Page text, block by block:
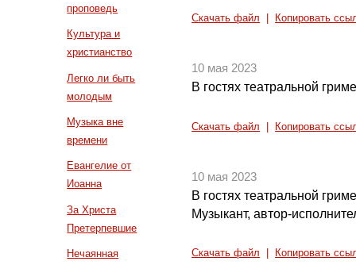
проповедь
Культура и
христианство
Легко ли быть
молодым
Музыка вне
времени
Евангелие от
Иоанна
За Христа
Претерпевшие
Нечаянная
Скачать файл Копировать
10 мая 2023
В гостях театральной
Скачать файл Копировать
10 мая 2023
В гостях театральной
Музыкант, автор-
Скачать файл Копировать